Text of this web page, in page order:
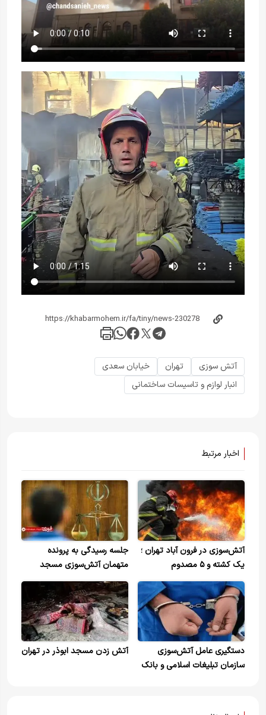
آتش سوزی تهران
خیابان سعدی
انبار لوازم و تاسیسات ساختمانی
اخبار مرتبط
آتش‌سوزی در فرون آباد تهران ؛
یک کشته و ۵ مصدوم
جلسه رسیدگی به پرونده
متهمان آتش‌سوزی مسجد
جعفری کوی نصر برگزار شد
دستگیری عامل آتش‌سوزی
سازمان تبلیغات اسلامی و بانک
آتش زدن مسجد ابوذر در تهران